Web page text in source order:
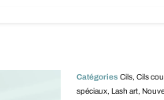
Catégories Cils Cils
spéciaux Lash art